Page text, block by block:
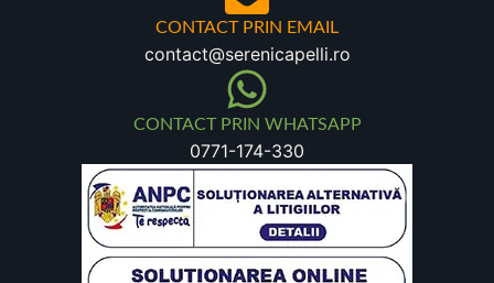
CONTACT PRIN EMAIL
contact@serenicapelli.ro
CONTACT PRIN WHATSAPP
0771-174-330